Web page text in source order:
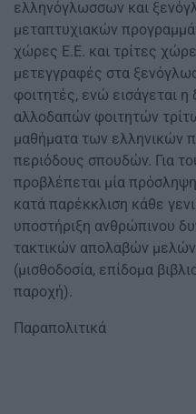
ελληνόγλωσσων και
µεταπτυχιακών
χώρες Ε.Ε. και τρίτες
µετεγγραφές στα
φοιτητές, ενώ εισάγεται
αλλοδαπών φοιτητών
µαθήµατα των ελληνικών
περιόδους σπουδών. Για
προβλέπεται µία
κατά παρέκκλιση κάθε
υποστήριξη ανθρώπινου
τακτικών απολαβών
(µισθοδοσία, επίδοµα
παροχή).
Παραπολιτικά